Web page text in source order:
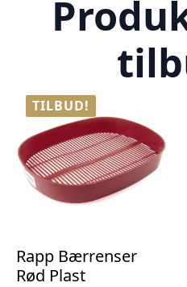
TILBUD!
Rapp Bærrenser
Rød Plast